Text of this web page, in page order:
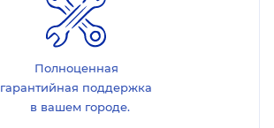
Полноценная
гарантийная поддержка
в вашем городе.